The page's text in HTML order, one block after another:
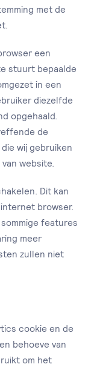
met de
een
stuurt bepaalde
in een
diezelfde
opgehaald.
de
wij gebruiken
website.
Dit kan
browser.
features
meer
zullen niet
cookie en de
behoeve van
om het